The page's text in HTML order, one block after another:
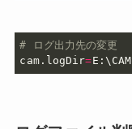
# ログ出力先の変更
cam.logDir=